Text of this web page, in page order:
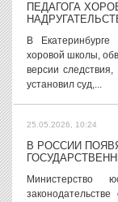
ПЕДАГОГА
В
хоровой школы,
версии
установил суд,...
25.05.2026, 10:24
В РОССИИ
Министерство